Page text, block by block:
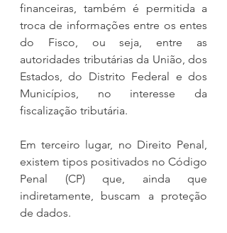
financeiras, também é permitida a
troca de informações entre os entes
do Fisco, ou seja, entre as
autoridades tributárias da União, dos
Estados, do Distrito Federal e dos
Municípios, no interesse da
fiscalização tributária.
Em terceiro lugar, no Direito Penal,
existem tipos positivados no Código
Penal (CP) que, ainda que
indiretamente, buscam a proteção
de dados.